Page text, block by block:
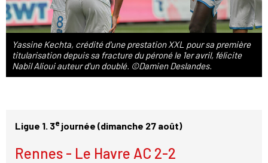
Yassine Kechta, crédité d'une prestation XXL pour sa première
titularisation depuis sa fracture du péroné le 1er avril, félicite
Nabil Alioui auteur d'un doublé. ©Damien Deslandes.
Ligue 1. 3ejournée (dimanche 27 août)
Rennes - Le Havre AC 2-2